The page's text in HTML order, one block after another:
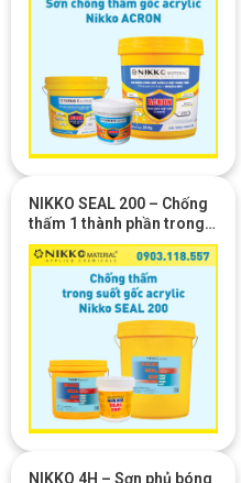
NIKKO SEAL 200 – Chống
thấm 1 thành phần trong
suốt
NIKKO 4H – Sơn phủ bóng